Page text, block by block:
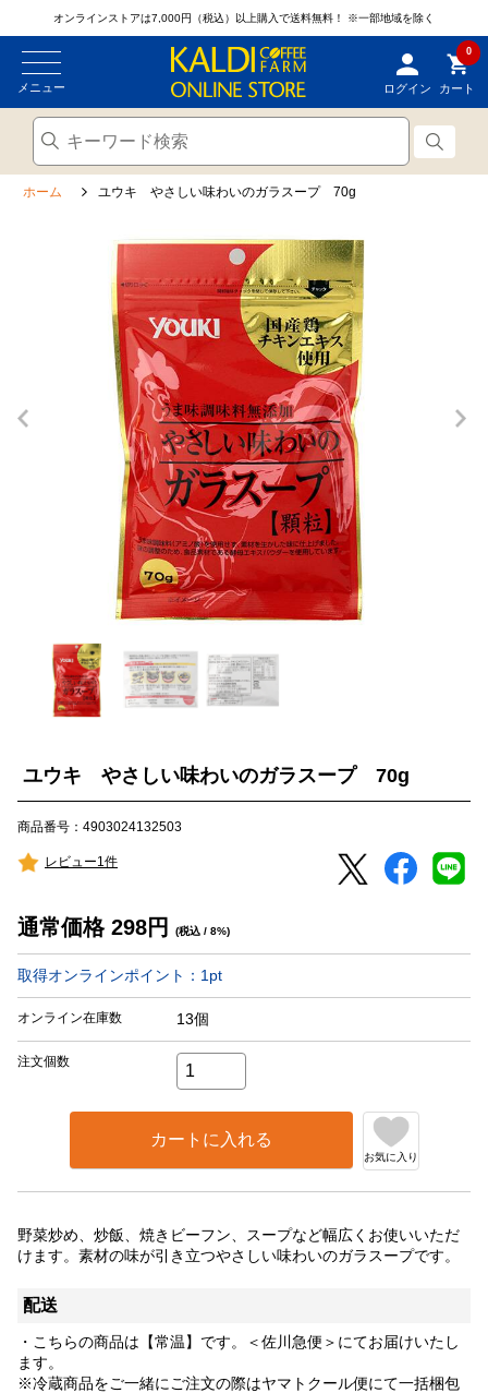
オンラインストアは7,000円（税込）以上購入で送料無料！ ※一部地域を除く
メニュー ログイン
0
カート
ホーム ユウキ やさしい味わいのガラスープ 70g
ユウキ やさしい味わいのガラスープ 70g
商品番号：4903024132503
レビュー1件
通常価格 298円 (税込 / 8%)
取得オンラインポイント： 1 pt
オンライン在庫数 13個
注文個数
カートに入れる
お気に入り
野菜炒め、炒飯、焼きビーフン、スープなど幅広くお使いいただ
けます。素材の味が引き立つやさしい味わいのガラスープです。
配送
・こちらの商品は【常温】です。＜佐川急便＞にてお届けいたし
ます。
※冷蔵商品をご一緒にご注文の際はヤマトクール便にて一括梱包